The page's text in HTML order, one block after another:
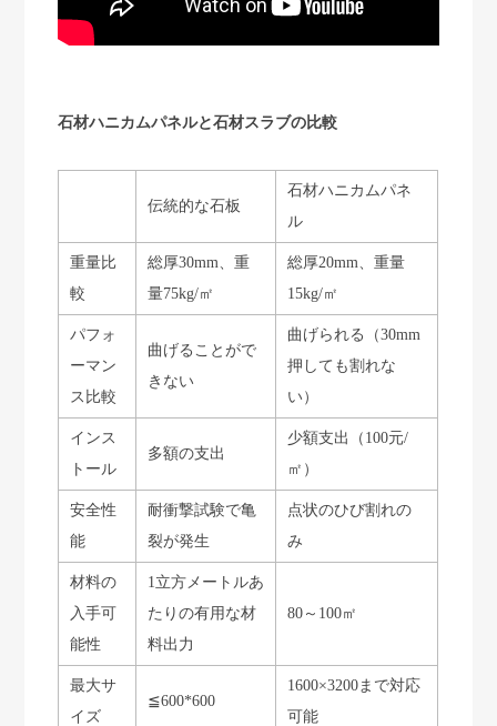
石材ハニカムパネルと石材スラブの比較
伝統的な石板
石材ハニカムパネ
ル
重量比
較
総厚30mm、重
量75kg/㎡
総厚20mm、重量
15kg/㎡
パフォ
ーマン
ス比較
曲げることがで
きない
曲げられる（30mm
押しても割れな
い）
インス
トール
多額の支出
少額支出（100元/
㎡）
安全性
能
耐衝撃試験で亀
裂が発生
点状のひび割れの
み
材料の
入手可
能性
1立方メートルあ
たりの有用な材
料出力
80～100㎡
最大サ
イズ
≦600*600
1600×3200まで対応
可能